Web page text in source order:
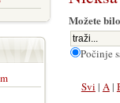
Možete
Svi | A|